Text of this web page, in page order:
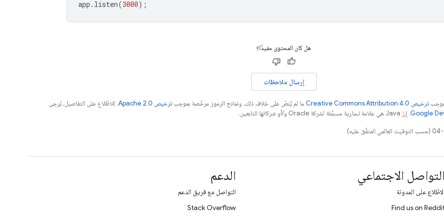
app . listen(3000);
هل كان المحتوى مفيدًا؟
إرسال ملاحظات
ترخيص Creative Commons Attribution 4.0‏ ما لم يُنصّ على خلاف ذلك، ونماذج الرموز مرخّصة بموجبترخيص Apache 2.0‏
. للاطّلاع على التفاصيل، يُرجى
. إنّ Java هي علامة تجارية مسجَّلة لشركة Oracle و/أو شركائها التابعين.
التواصل الاجتماعي
الاطّلاع على المدونة
Find us on
الدعم
التواصل مع فريق الدعم
Stack Overflow